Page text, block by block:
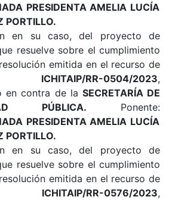
PRESIDENTA AMELIA LUCÍA
PORTILLO.
en su caso, del proyecto de
resuelve sobre el cumplimiento
emitida en el recurso de
RR-0504/2023,
en contra de la SECRETARÍA DE
PÚBLICA. Ponente:
PRESIDENTA AMELIA LUCÍA
PORTILLO.
en su caso, del proyecto de
resuelve sobre el cumplimiento
emitida en el recurso de
RR-0576/2023,